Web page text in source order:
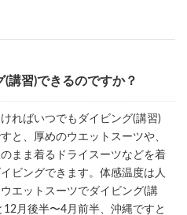
講習)できるのですか？
ればいつでもダイビング(講習)
と、厚めのウエットスーツや、
まま着るドライスーツなどを着
ビングできます。体感温度は人
エットスーツでダイビング(講
月後半〜4月前半、沖縄ですと